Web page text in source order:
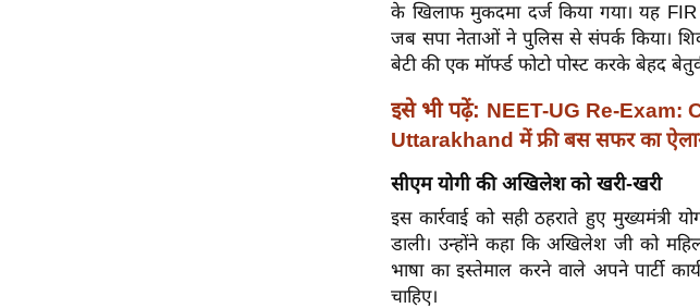
के खिलाफ मुकदमा दर्ज किया गया। यह
जब सपा नेताओं ने पुलिस से संपर्क किया।
बेटी की एक मॉर्फ्ड फोटो पोस्ट करके बेहद
इसे भी पढ़ें: NEET-UG Re-Exam:
Uttarakhand में फ्री बस सफर का
सीएम योगी की अखिलेश को खरी-खरी
इस कार्रवाई को सही ठहराते हुए
डाली। उन्होंने कहा कि अखिलेश जी को
भाषा का इस्तेमाल करने वाले अपने पार्टी
चाहिए।